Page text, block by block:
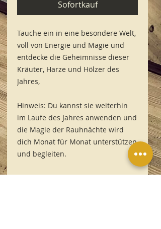
Sofortkauf
Tauche ein in eine besondere Welt,
voll von Energie und Magie und
entdecke die Geheimnisse dieser
Kräuter, Harze und Hölzer des
Jahres,
Hinweis: Du kannst sie weiterhin
im Laufe des Jahres anwenden und
die Magie der Rauhnächte wird
dich Monat für Monat unterstützen
und begleiten.
Unsere Empfehlung fürKUYAY